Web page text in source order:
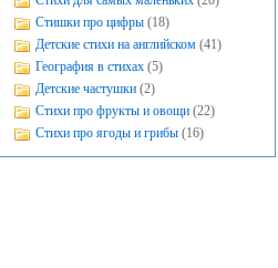
Стишки про цифры (18)
Детские стихи на английском (41)
География в стихах (5)
Детские частушки (2)
Стихи про фрукты и овощи (22)
Стихи про ягоды и грибы (16)